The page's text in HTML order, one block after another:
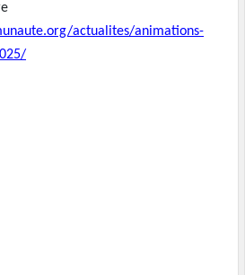
actualites/animations-